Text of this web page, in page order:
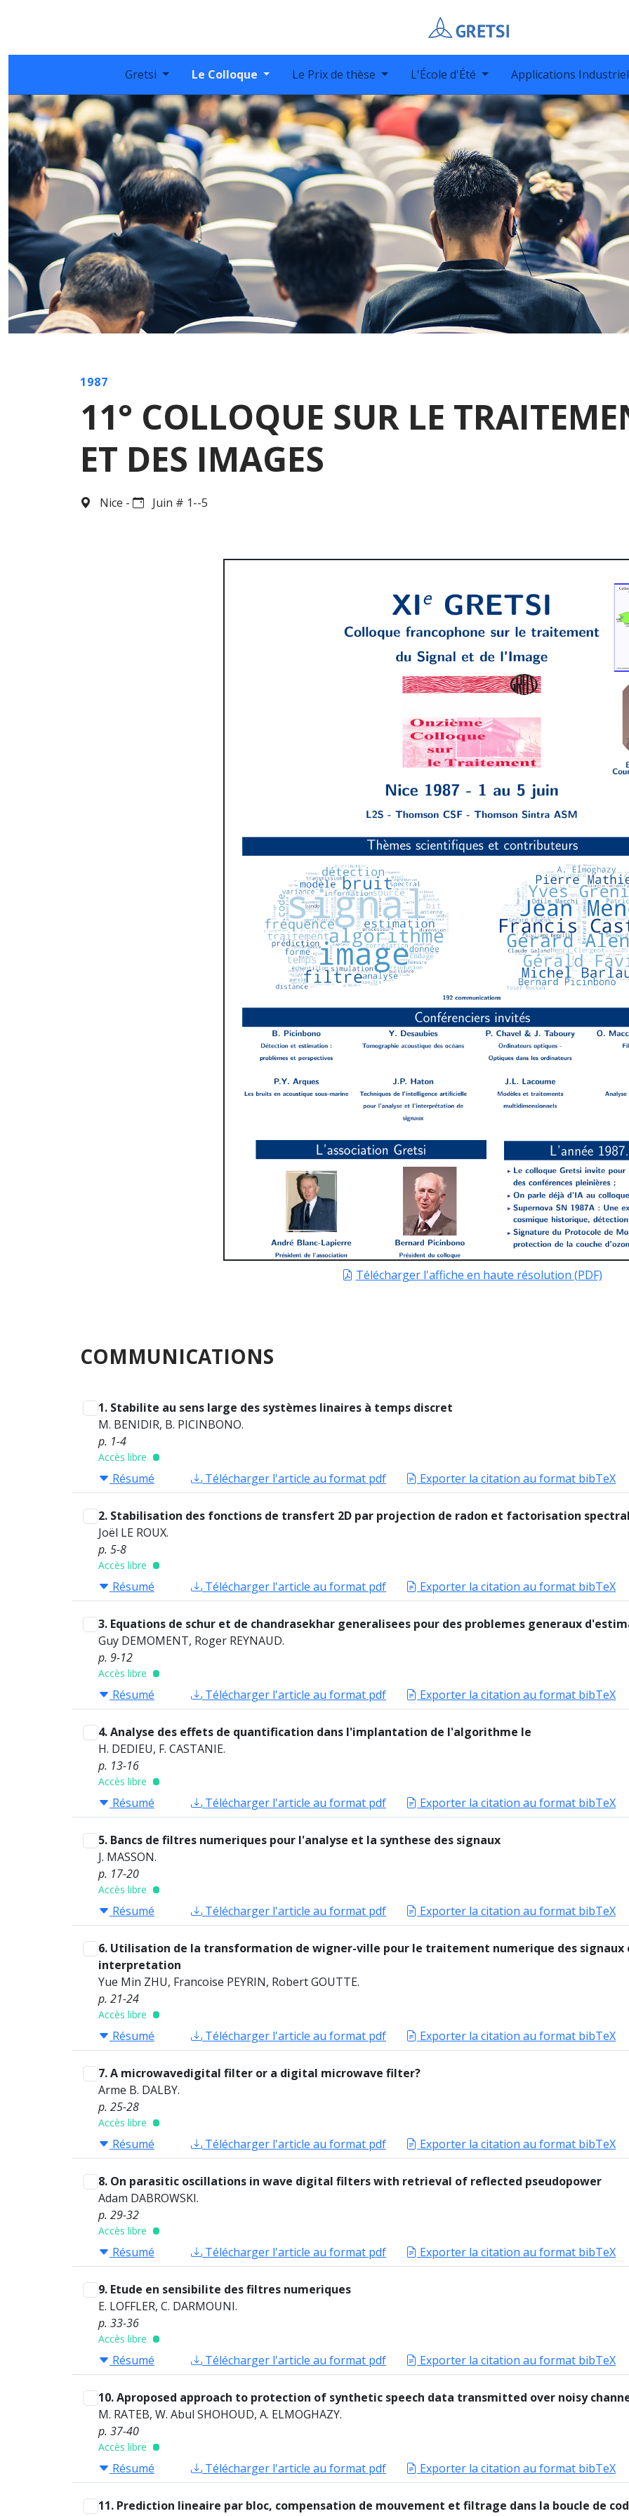
Gretsi Le Colloque Le Prix de thèse L'École d'Été Applications
1987
11° COLLOQUE SUR LE
ET DES IMAGES
Nice - Juin # 1--5
Télécharger l'affiche en haute résolution (PDF)
COMMUNICATIONS
1. Stabilite au sens large des systèmes linaires à temps discret
M. BENIDIR, B. PICINBONO.
p. 1-4
Accès libre
Résumé Télécharger l'article au format pdf Exporter la citation au format bibTeX
2. Stabilisation des fonctions de transfert 2D par projection de radon et factorisation
Joël LE ROUX.
p. 5-8
Accès libre
Résumé Télécharger l'article au format pdf Exporter la citation au format bibTeX
3. Equations de schur et de chandrasekhar generalisees pour des problemes generaux
Guy DEMOMENT, Roger REYNAUD.
p. 9-12
Accès libre
Résumé Télécharger l'article au format pdf Exporter la citation au format bibTeX
4. Analyse des effets de quantification dans l'implantation de l'algorithme le
H. DEDIEU, F. CASTANIE.
p. 13-16
Accès libre
Résumé Télécharger l'article au format pdf Exporter la citation au format bibTeX
5. Bancs de filtres numeriques pour l'analyse et la synthese des signaux
J. MASSON.
p. 17-20
Accès libre
Résumé Télécharger l'article au format pdf Exporter la citation au format bibTeX
6. Utilisation de la transformation de wigner-ville pour le traitement numerique des signaux
interpretation
Yue Min ZHU, Francoise PEYRIN, Robert GOUTTE.
p. 21-24
Accès libre
Résumé Télécharger l'article au format pdf Exporter la citation au format bibTeX
7. A microwavedigital filter or a digital microwave filter?
Arme B. DALBY.
p. 25-28
Accès libre
Résumé Télécharger l'article au format pdf Exporter la citation au format bibTeX
8. On parasitic oscillations in wave digital filters with retrieval of reflected pseudopower
Adam DABROWSKI.
p. 29-32
Accès libre
Résumé Télécharger l'article au format pdf Exporter la citation au format bibTeX
9. Etude en sensibilite des filtres numeriques
E. LOFFLER, C. DARMOUNI.
p. 33-36
Accès libre
Résumé Télécharger l'article au format pdf Exporter la citation au format bibTeX
10. Aproposed approach to protection of synthetic speech data transmitted over noisy
M. RATEB, W. Abul SHOHOUD, A. ELMOGHAZY.
p. 37-40
Accès libre
Résumé Télécharger l'article au format pdf Exporter la citation au format bibTeX
11. Prediction lineaire par bloc, compensation de mouvement et filtrage dans la boucle de